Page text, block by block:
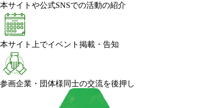
本サイトや公式SNSでの活動の紹介
本サイト上でイベント掲載・告知
参画企業・団体様同士の交流を後押し